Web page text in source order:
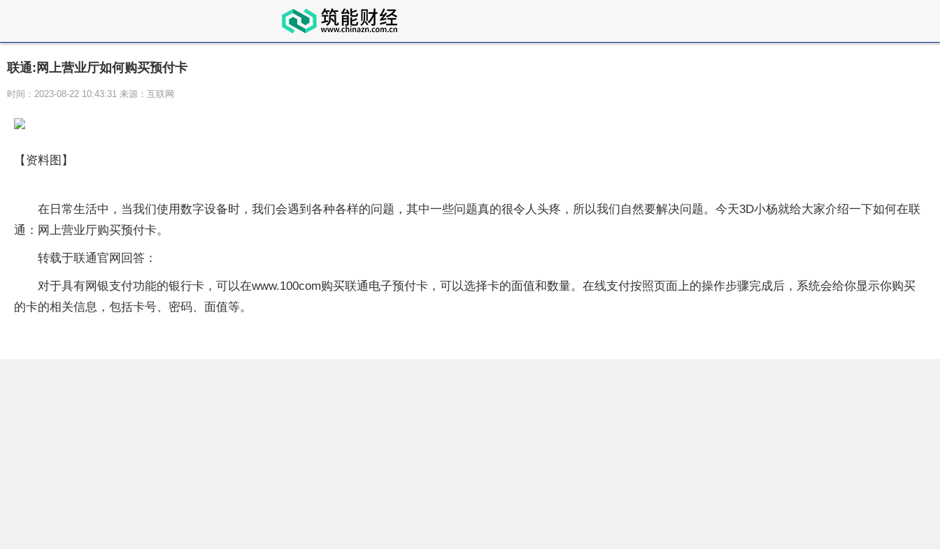
联通:网上营业厅如何购买预付卡
时间：2023-08-22 10:43:31 来源：互联网
【资料图】
在日常生活中，当我们使用数字设备时，我们会遇到各种各样的问题，其中一些问题真的很令人头疼，所以我们自然要解决问题。今天3D小杨就给大家介绍一下如何在联
通：网上营业厅购买预付卡。
转载于联通官网回答：
对于具有网银支付功能的银行卡，可以在www.100com购买联通电子预付卡，可以选择卡的面值和数量。在线支付按照页面上的操作步骤完成后，系统会给你显示你购买
的卡的相关信息，包括卡号、密码、面值等。